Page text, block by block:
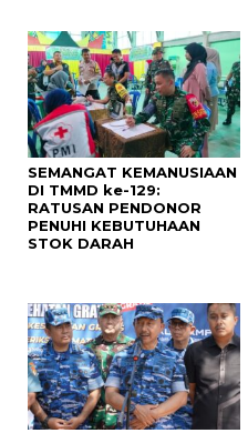
SEMANGAT KEMANUSIAAN
DI TMMD ke-129:
RATUSAN PENDONOR
PENUHI KEBUTUHAAN
STOK DARAH